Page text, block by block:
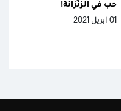
حب فِي الزّنزانة!
01 ابريل 2021